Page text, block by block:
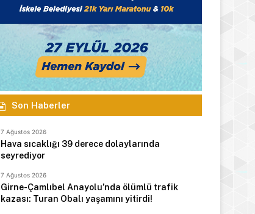
Son Haberler
7 Ağustos 2026
Hava sıcaklığı 39 derece dolaylarında
seyrediyor
7 Ağustos 2026
Girne-Çamlıbel Anayolu’nda ölümlü trafik
kazası: Turan Obalı yaşamını yitirdi!